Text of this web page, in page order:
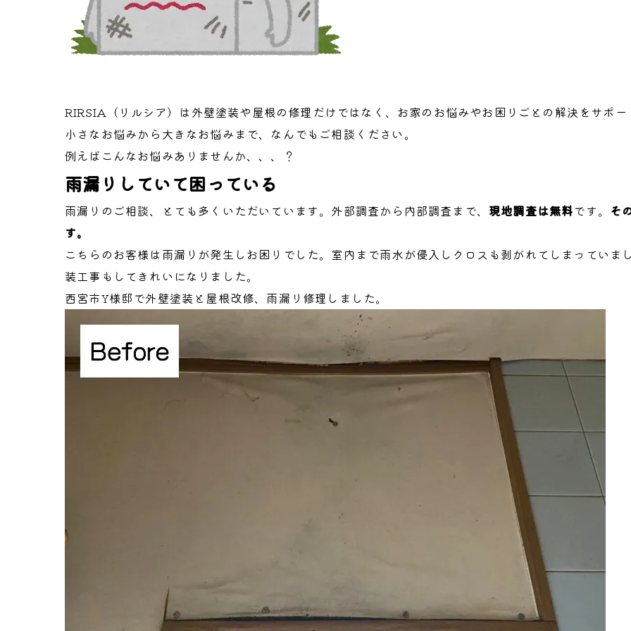
RIRSIA（リルシア）は外壁塗装や屋根の修理だけではなく、お家のお悩みやお困りごとの解決をサポ
小さなお悩みから大きなお悩みまで、なんでもご相談ください。
例えばこんなお悩みありませんか、、、？
雨漏りしていて困っている
雨漏りのご相談、とても多くいただいています。外部調査から内部調査まで、 現地調査は無料です。 そ
す。
こちらのお客様は雨漏りが発生しお困りでした。室内まで雨水が侵入しクロスも剥がれてしまってい
装工事もしてきれいになりました。
西宮市Y様邸で外壁塗装と屋根改修、雨漏り修理しました。